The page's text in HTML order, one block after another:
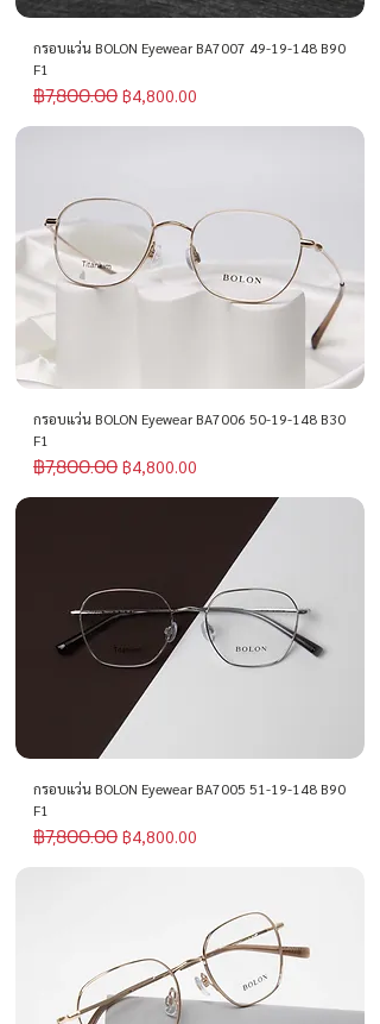
กรอบแว่น BOLON Eyewear BA7007 49-19-148 B90
F1
ราคาปกติ
฿7,800.00 ราคาขายลด
฿4,800.00
กรอบแว่น BOLON Eyewear BA7006 50-19-148 B30
F1
ราคาปกติ
฿7,800.00 ราคาขายลด
฿4,800.00
กรอบแว่น BOLON Eyewear BA7005 51-19-148 B90
F1
ราคาปกติ
฿7,800.00 ราคาขายลด
฿4,800.00